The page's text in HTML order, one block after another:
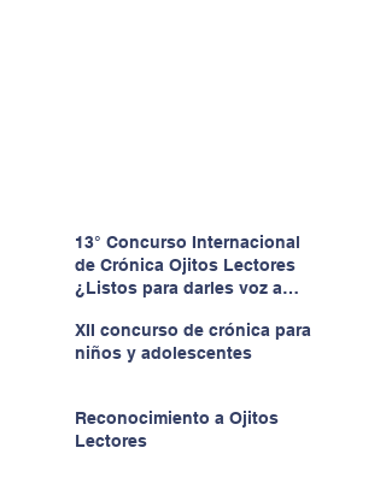
13° Concurso Internacional
de Crónica Ojitos Lectores
¿Listos para darles voz a
XII concurso de crónica para
niños y adolescentes
Reconocimiento a Ojitos
Lectores